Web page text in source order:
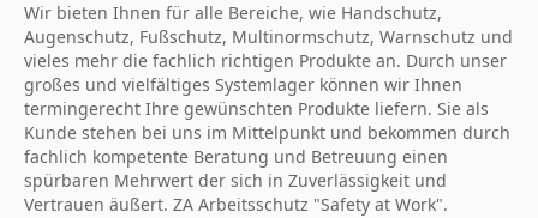
Wir bieten Ihnen für alle Bereiche, wie Handschutz,
Augenschutz, Fußschutz, Multinormschutz, Warnschutz und
vieles mehr die fachlich richtigen Produkte an. Durch unser
großes und vielfältiges Systemlager können wir Ihnen
termingerecht Ihre gewünschten Produkte liefern. Sie als
Kunde stehen bei uns im Mittelpunkt und bekommen durch
fachlich kompetente Beratung und Betreuung einen
spürbaren Mehrwert der sich in Zuverlässigkeit und
Vertrauen äußert. ZA Arbeitsschutz "Safety at Work".